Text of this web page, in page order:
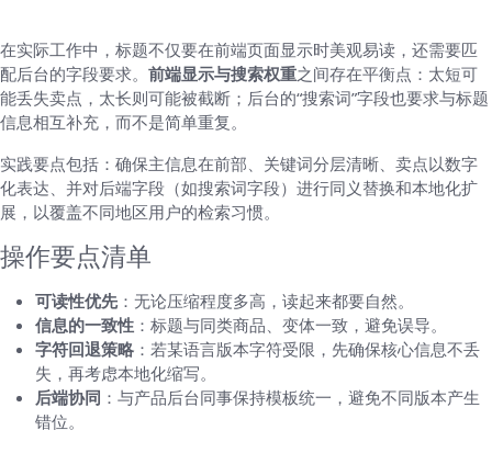
在实际工作中，标题不仅要在前端页面显示时美观易读，还需要匹
配后台的字段要求。 前端显示与搜索权重之间存在平衡点：太短可
能丢失卖点，太长则可能被截断；后台的“搜索词”字段也要求与标题
信息相互补充，而不是简单重复。
实践要点包括：确保主信息在前部、关键词分层清晰、卖点以数字
化表达、并对后端字段（如搜索词字段）进行同义替换和本地化扩
展，以覆盖不同地区用户的检索习惯。
操作要点清单
可读性优先：无论压缩程度多高，读起来都要自然。
信息的一致性 ：标题与同类商品、变体一致，避免误导。
字符回退策略 ：若某语言版本字符受限，先确保核心信息不丢
失，再考虑本地化缩写。
后端协同 ：与产品后台同事保持模板统一，避免不同版本产生
错位。